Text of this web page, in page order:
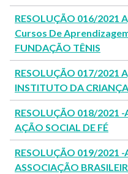
RESOLUÇÃO 016/2021
Cursos De
FUNDAÇÃO TÊNIS
RESOLUÇÃO 017/2021
INSTITUTO DA
RESOLUÇÃO 018/2021
AÇÃO SOCIAL DE FÉ
RESOLUÇÃO 019/2021
ASSOCIAÇÃO